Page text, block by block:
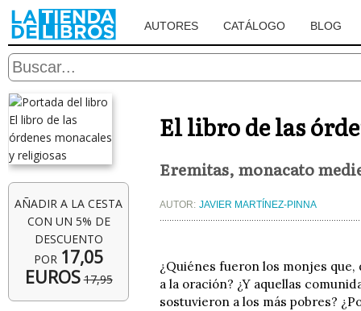
AUTORES CATÁLOGO BLOG
AÑADIR A LA CESTA
CON UN 5% DE
DESCUENTO
POR 17,05
EUROS 17,95
El libro de las
Eremitas, monacato
AUTOR: JAVIER MARTÍNEZ-PINNA
¿Quiénes fueron los monjes
a la oración? ¿Y aquellas
sostuvieron a los más pobres?